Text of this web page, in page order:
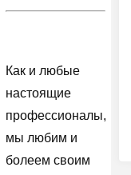
Как и любые
настоящие
профессионалы,
мы любим и
болеем своим